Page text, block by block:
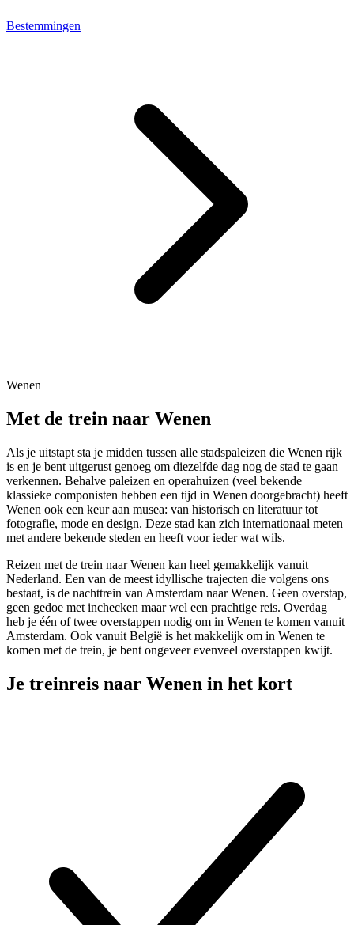
Bestemmingen
Wenen
Met de trein naar Wenen
Als je uitstapt sta je midden tussen alle stadspaleizen die Wenen rijk
is en je bent uitgerust genoeg om diezelfde dag nog de stad te gaan
verkennen. Behalve paleizen en operahuizen (veel bekende
klassieke componisten hebben een tijd in Wenen doorgebracht) heeft
Wenen ook een keur aan musea: van historisch en literatuur tot
fotografie, mode en design. Deze stad kan zich internationaal meten
met andere bekende steden en heeft voor ieder wat wils.
Reizen met de trein naar Wenen kan heel gemakkelijk vanuit
Nederland. Een van de meest idyllische trajecten die volgens ons
bestaat, is de nachttrein van Amsterdam naar Wenen. Geen overstap,
geen gedoe met inchecken maar wel een prachtige reis. Overdag
heb je één of twee overstappen nodig om in Wenen te komen vanuit
Amsterdam. Ook vanuit België is het makkelijk om in Wenen te
komen met de trein, je bent ongeveer evenveel overstappen kwijt.
Je treinreis naar Wenen in het kort